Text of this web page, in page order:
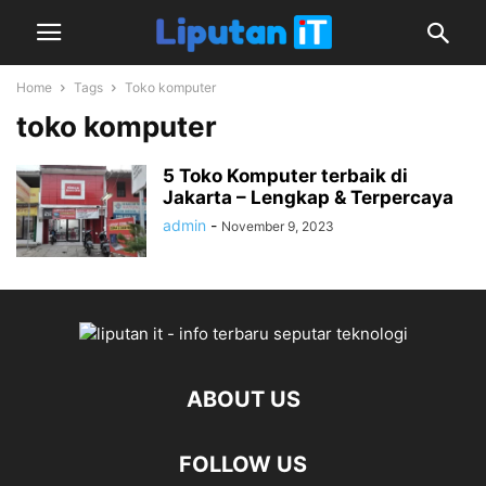
Home Tags Toko komputer
toko komputer
5 Toko Komputer terbaik di
Jakarta – Lengkap & Terpercaya
admin - November 9, 2023
ABOUT US
FOLLOW US